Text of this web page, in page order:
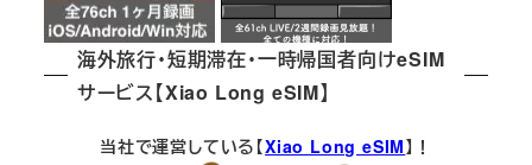
海外旅行・短期滞在・一時帰国者向けeSIM
サービス【Xiao Long eSIM】
当社で運営している【Xiao Long eSIM】！